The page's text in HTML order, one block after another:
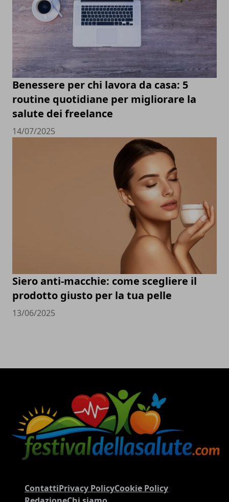
Benessere per chi lavora da casa: 5
routine quotidiane per migliorare la
salute dei freelance
14/07/2025
Siero anti-macchie: come scegliere il
prodotto giusto per la tua pelle
13/06/2025
ContattiPrivacy PolicyCookie Policy